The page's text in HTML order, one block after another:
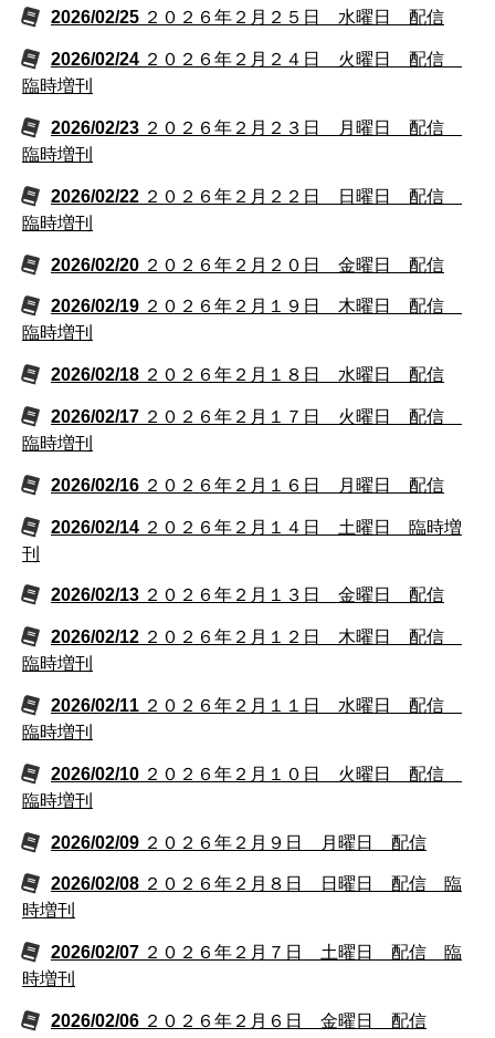
2026/02/25 ２０２６年２月２５日 水曜日 配信
2026/02/24 ２０２６年２月２４日 火曜日 配信
臨時増刊
2026/02/23 ２０２６年２月２３日 月曜日 配信
臨時増刊
2026/02/22 ２０２６年２月２２日 日曜日 配信
臨時増刊
2026/02/20 ２０２６年２月２０日 金曜日 配信
2026/02/19 ２０２６年２月１９日 木曜日 配信
臨時増刊
2026/02/18 ２０２６年２月１８日 水曜日 配信
2026/02/17 ２０２６年２月１７日 火曜日 配信
臨時増刊
2026/02/16 ２０２６年２月１６日 月曜日 配信
2026/02/14 ２０２６年２月１４日 土曜日 臨時増
刊
2026/02/13 ２０２６年２月１３日 金曜日 配信
2026/02/12 ２０２６年２月１２日 木曜日 配信
臨時増刊
2026/02/11 ２０２６年２月１１日 水曜日 配信
臨時増刊
2026/02/10 ２０２６年２月１０日 火曜日 配信
臨時増刊
2026/02/09 ２０２６年２月９日 月曜日 配信
2026/02/08 ２０２６年２月８日 日曜日 配信 臨
時増刊
2026/02/07 ２０２６年２月７日 土曜日 配信 臨
時増刊
2026/02/06 ２０２６年２月６日 金曜日 配信